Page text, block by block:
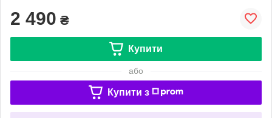
2 490 ₴
Купити
або
Купити з